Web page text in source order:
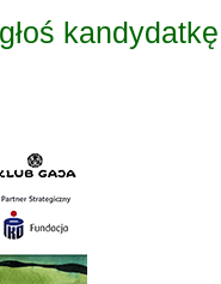
kandydatkę